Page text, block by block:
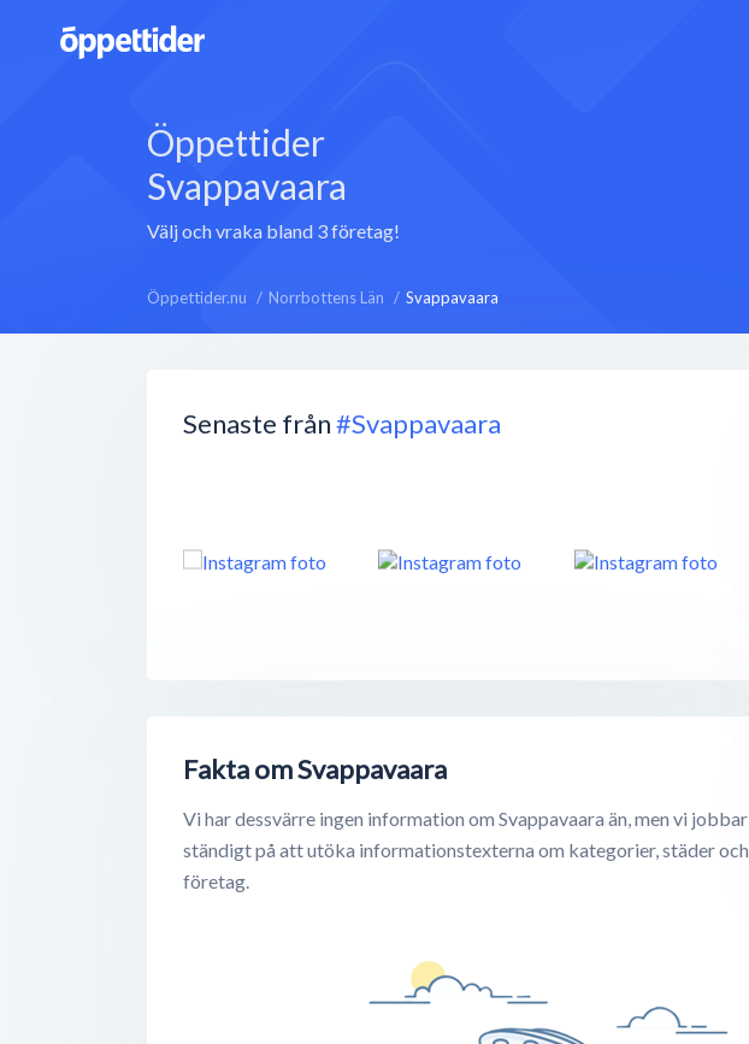
Öppettider
Svappavaara
Välj och vraka bland 3 företag!
Öppettider.nu Norrbottens Län Svappavaara
Senaste från#Svappavaara
Fakta om Svappavaara
Vi har dessvärre ingen information om Svappavaara än, men vi jobbar
ständigt på att utöka informationstexterna om kategorier, städer och
företag.